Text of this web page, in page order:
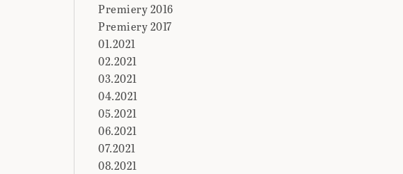
Premiery 2016
Premiery 2017
01.2021
02.2021
03.2021
04.2021
05.2021
06.2021
07.2021
08.2021